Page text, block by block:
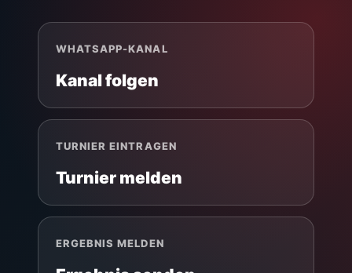
WHATSAPP-KANAL
Kanal folgen
TURNIER EINTRAGEN
Turnier melden
ERGEBNIS MELDEN